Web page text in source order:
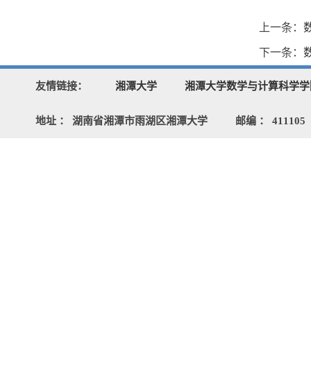
上一条：
下一条：
友情链接： 湘潭大学 湘潭大学数学与计算科学
地址 ： 湖南省湘潭市雨湖区湘潭大学 邮编 ： 411105